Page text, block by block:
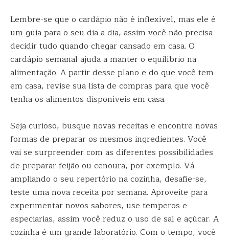
Lembre-se que o cardápio não é inflexível, mas ele é
um guia para o seu dia a dia, assim você não precisa
decidir tudo quando chegar cansado em casa. O
cardápio semanal ajuda a manter o equilíbrio na
alimentação. A partir desse plano e do que você tem
em casa, revise sua lista de compras para que você
tenha os alimentos disponíveis em casa.
Seja curioso, busque novas receitas e encontre novas
formas de preparar os mesmos ingredientes. Você
vai se surpreender com as diferentes possibilidades
de preparar feijão ou cenoura, por exemplo. Vá
ampliando o seu repertório na cozinha, desafie-se,
teste uma nova receita por semana. Aproveite para
experimentar novos sabores, use temperos e
especiarias, assim você reduz o uso de sal e açúcar. A
cozinha é um grande laboratório. Com o tempo, você